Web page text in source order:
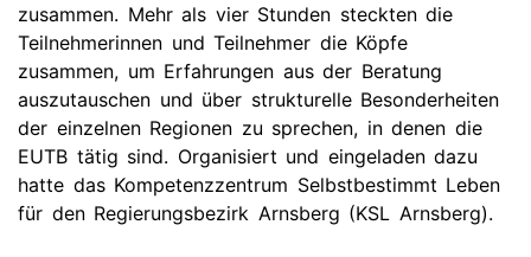
zusammen. Mehr als vier Stunden steckten die
Teilnehmerinnen und Teilnehmer die Köpfe
zusammen, um Erfahrungen aus der Beratung
auszutauschen und über strukturelle Besonderheiten
der einzelnen Regionen zu sprechen, in denen die
EUTB tätig sind. Organisiert und eingeladen dazu
hatte das Kompetenzzentrum Selbstbestimmt Leben
für den Regierungsbezirk Arnsberg (KSL Arnsberg).